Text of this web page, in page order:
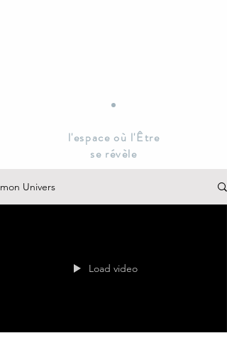
l'espace où l'Être
se révèle
mon Univers
Load video